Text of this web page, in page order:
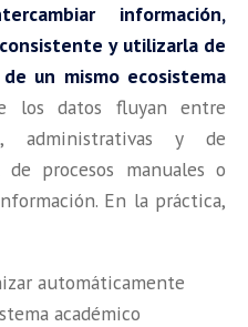
información,
y utilizarla de
un mismo ecosistema
los datos fluyan entre
administrativas y de
procesos manuales o
En la práctica,
automáticamente
académico